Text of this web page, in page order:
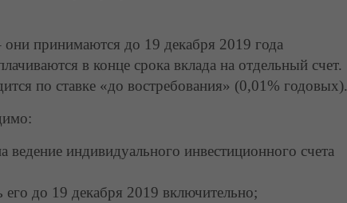
принимаются до 19 декабря 2019 года
в конце срока вклада на отдельный счет.
по ставке «до востребования» (0,01% годовых).
индивидуального инвестиционного счета
до 19 декабря 2019 включительно;